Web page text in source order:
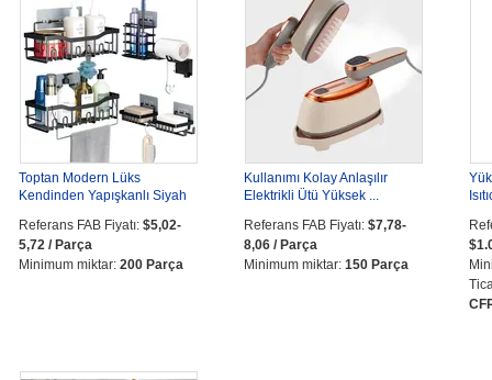
Toptan Modern Lüks
Kendinden Yapışkanlı Siyah
Referans FAB Fiyatı: $5,02-
5,72 / Parça
Minimum miktar: 200 Parça
Kullanımı Kolay Anlaşılır
Elektrikli Ütü Yüksek ...
Referans FAB Fiyatı: $7,78-
8,06 / Parça
Minimum miktar: 150 Parça